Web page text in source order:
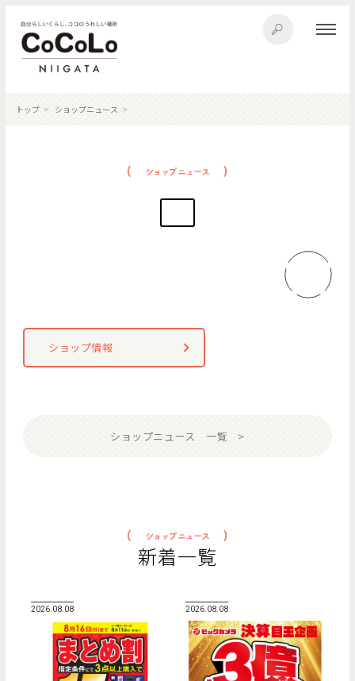
トップ ショップニュース
ショップ情報
ショップニュース 一覧
新着一覧
2026.08.08 2026.08.08